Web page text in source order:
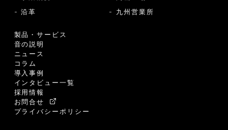
- 沿革
製品・サービス
音の説明
ニュース
コラム
導入事例
インタビュー一覧
採用情報
お問合せ
プライバシーポリシー
- 九州営業所